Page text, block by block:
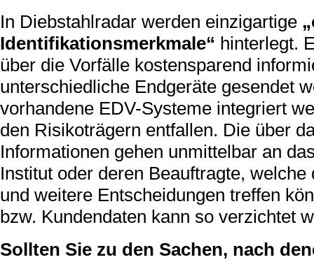
In Diebstahlradar werden einzigartige
Identifikationsmerkmale“ hinterlegt.
über die Vorfälle kostensparend
unterschiedliche Endgeräte gesendet
vorhandene EDV-Systeme integriert
den Risikoträgern entfallen. Die über
Informationen gehen unmittelbar an
Institut oder deren Beauftragte,
und weitere Entscheidungen treffen
bzw. Kundendaten kann so verzichtet
Sollten Sie zu den Sachen, nach